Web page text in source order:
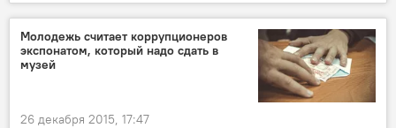
Республика Молдова
Новый год
праздник
Новый год и Рождество в Молдове 2021
Молодежь считает коррупционеров
экспонатом, который надо сдать в
музей
26 декабря 2015, 17:47